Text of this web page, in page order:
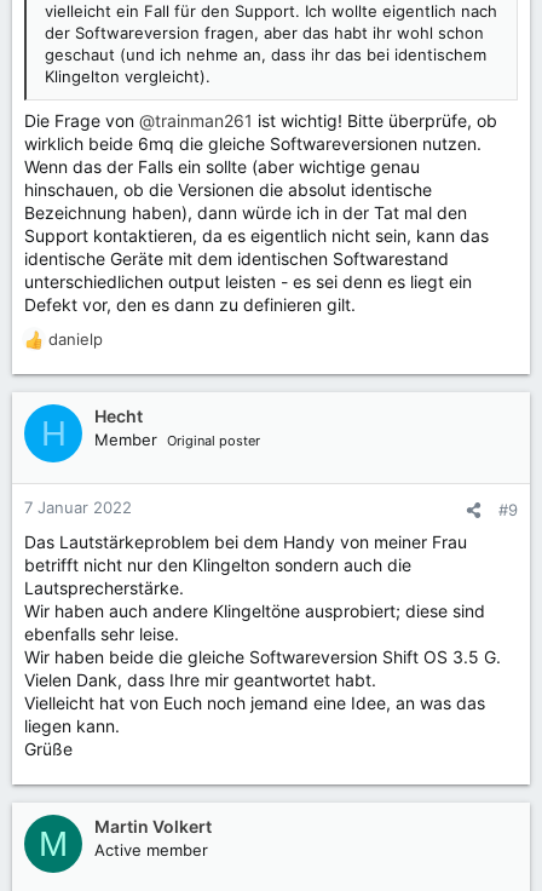
vielleicht ein Fall für den Support. Ich wollte eigentlich nach
der Softwareversion fragen, aber das habt ihr wohl schon
geschaut (und ich nehme an, dass ihr das bei identischem
Klingelton vergleicht).
Die Frage von @trainman261 ist wichtig! Bitte überprüfe, ob
wirklich beide 6mq die gleiche Softwareversionen nutzen.
Wenn das der Falls ein sollte (aber wichtige genau
hinschauen, ob die Versionen die absolut identische
Bezeichnung haben), dann würde ich in der Tat mal den
Support kontaktieren, da es eigentlich nicht sein, kann das
identische Geräte mit dem identischen Softwarestand
unterschiedlichen output leisten - es sei denn es liegt ein
Defekt vor, den es dann zu definieren gilt.
R
e
a
k
t
o
n
n
:
danielp
H Hecht
Member Original poster
7 Januar 2022 #9
Das Lautstärkeproblem bei dem Handy von meiner Frau
betrifft nicht nur den Klingelton sondern auch die
Lautsprecherstärke.
Wir haben auch andere Klingeltöne ausprobiert; diese sind
ebenfalls sehr leise.
Wir haben beide die gleiche Softwareversion Shift OS 3.5 G.
Vielen Dank, dass Ihre mir geantwortet habt.
Vielleicht hat von Euch noch jemand eine Idee, an was das
liegen kann.
Grüße
M Martin Volkert
Active member